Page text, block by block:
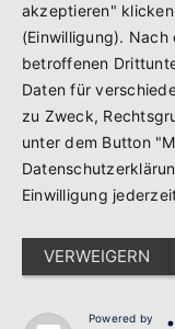
akzeptieren"
(Einwilligung).
betroffenen
Daten für
zu Zweck,
unter dem Button
Einwilligung
VERWEIGERN
Powered by